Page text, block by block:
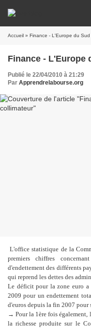
Accueil » Finance - L'Europe du
Finance - L'Europe
Publié le 22/04/2010 à 21:29
Par Apprendrelabourse.org
L'office statistique de la
premiers chiffres
d'endettement des différents
qui reprend les dettes des
Le déficit pour la zone euro
2009 pour un endettement
d'euros depuis la fin 2007
→ Pour la 1ère fois également,
la richesse produite sur le